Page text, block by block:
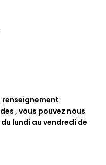
, vous pouvez nous
lundi au vendredi de